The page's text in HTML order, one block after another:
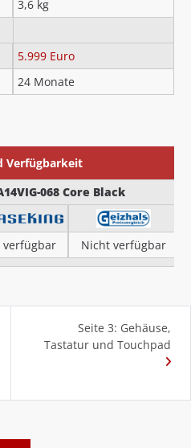
3,6 kg
5.999 Euro
24 Monate
Verfügbarkeit
068 Core Black
verfügbar Nicht verfügbar
Seite 3: Gehäuse,
Tastatur und Touchpad